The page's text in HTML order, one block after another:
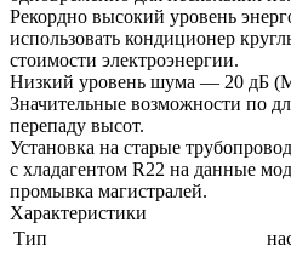
Рекордно высокий уровень
использовать кондиционер
стоимости электроэнергии.
Низкий уровень шума — 20 дБ
Значительные возможности по
перепаду высот.
Установка на старые
с хладагентом R22 на данные
промывка магистралей.
Характеристики
Тип